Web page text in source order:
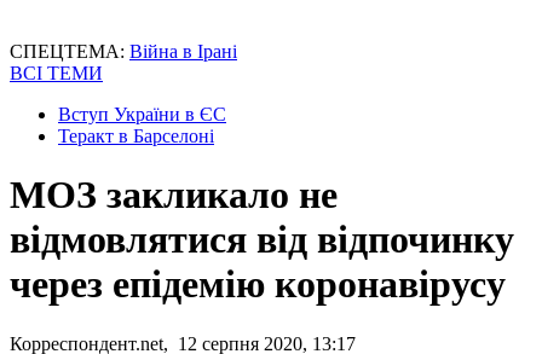
СПЕЦТЕМА: Війна в Ірані
ВСІ ТЕМИ
Вступ України в ЄС
Теракт в Барселоні
МОЗ закликало не
відмовлятися від відпочинку
через епідемію коронавірусу
Корреспондент.net, 12 серпня 2020, 13:17